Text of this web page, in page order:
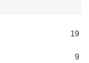
19
9